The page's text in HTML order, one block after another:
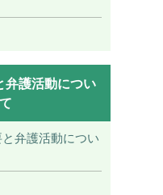
弁護活動につい
て
弁護活動につい